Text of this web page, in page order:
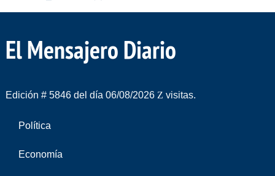
El Mensajero Diario
Edición # 5846 del día 06/08/2026 visitas.
Política
Economía